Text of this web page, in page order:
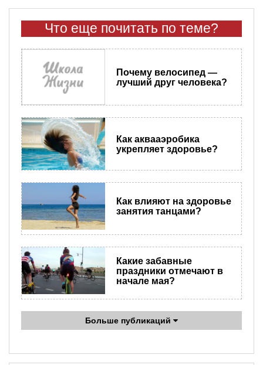
Что еще почитать по теме?
Почему велосипед —
лучший друг человека?
Как аквааэробика
укрепляет здоровье?
Как влияют на здоровье
занятия танцами?
Какие забавные
праздники отмечают в
начале мая?
Больше публикаций